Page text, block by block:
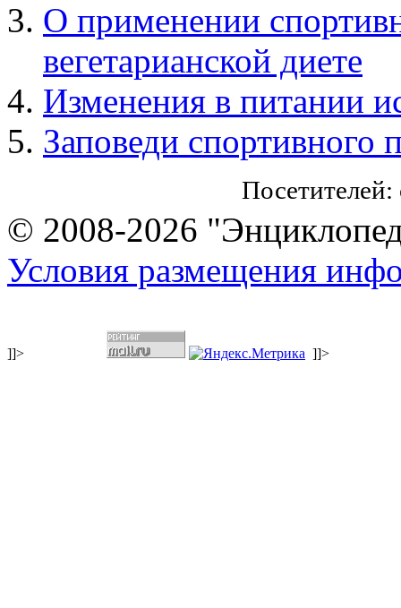
О применении
вегетарианской диете
Изменения в питании
Заповеди спортивного
Посетителей:
© 2008-2026
Условия размещения
]]> ]]>